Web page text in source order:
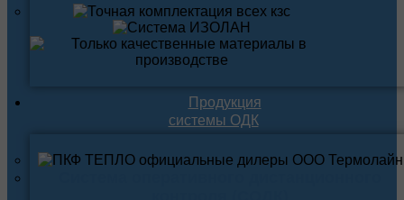
Продукция
системы ОДК